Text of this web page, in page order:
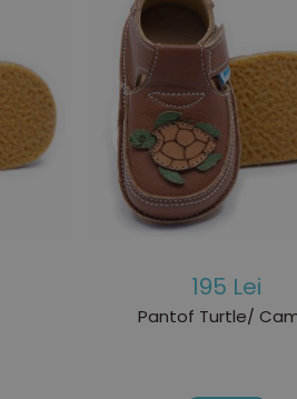
195 Lei
Pantof Turtle/